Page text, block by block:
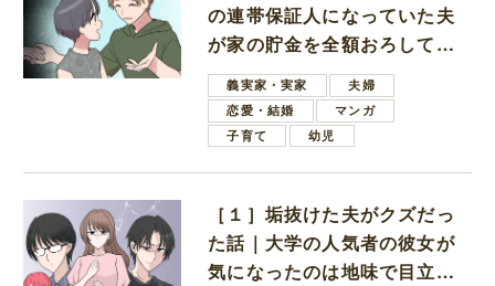
の連帯保証人になっていた夫
が家の貯金を全額おろしてほ
しいと言ってきた
義実家・実家
夫婦
恋愛・結婚
マンガ
子育て
幼児
［１］垢抜けた夫がクズだっ
た話｜大学の人気者の彼女が
気になったのは地味で目立た